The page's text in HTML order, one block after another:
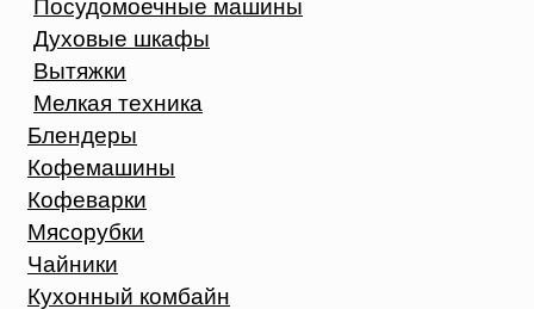
Духовые шкафы
Вытяжки
Мелкая техника
Блендеры
Кофемашины
Кофеварки
Мясорубки
Чайники
Кухонный комбайн